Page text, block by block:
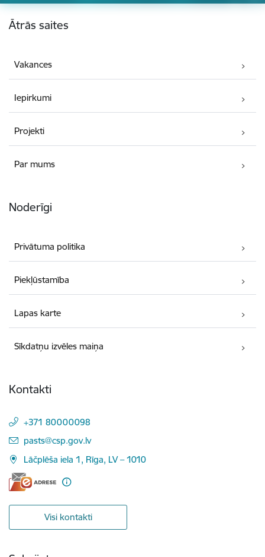
Kājene
Ātrās saites
Vakances
Iepirkumi
Projekti
Par mums
Noderīgi
Privātuma politika
Piekļūstamība
Lapas karte
Sīkdatņu izvēles maiņa
Kontakti
+371 80000098
E-pasts:
pasts@csp.gov.lv
Lāčplēša iela 1, Rīga, LV – 1010
Visi kontakti